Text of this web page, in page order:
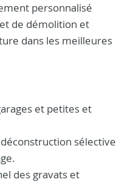
personnalisé
de démolition et
dans les meilleures
et petites et
sélective
des gravats et